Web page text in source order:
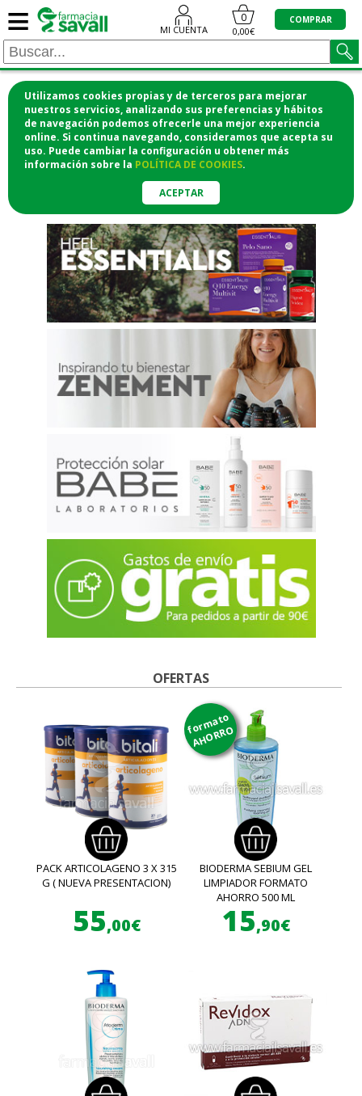
Utilizamos cookies propias y de terceros para mejorar
nuestros servicios, analizando sus preferencias y hábitos
de navegación podemos ofrecerle una mejor experiencia
online. Si continua navegando, consideramos que acepta su
uso. Puede cambiar la configuración u obtener más
información sobre la POLÍTICA DE COOKIES.
ACEPTAR
≡ MI CUENTA
0
0,00€
COMPRAR
¡COMPRA CÓMODAMENTE
DESDE CASA Y RECOGE EN LA
FARMACIA!o si lo prefieres te lo mandamos
a casa
OFERTAS
PACK ARTICOLAGENO 3 X 315
G ( NUEVA PRESENTACION)
55,00€
formato
AHORRO
BIODERMA SEBIUM GEL
LIMPIADOR FORMATO
AHORRO 500 ML
15,90€